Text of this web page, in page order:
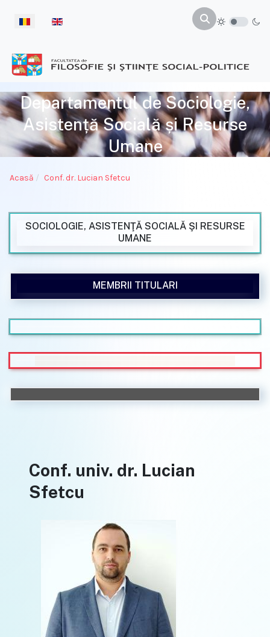
Selectați limba dvs
Departamentul de Sociologie,
Asistență Socială și Resurse
Umane
Acasă Conf. dr. Lucian Sfetcu
Conf. univ. dr. Lucian
Sfetcu
SOCIOLOGIE, ASISTENŢĂ SOCIALĂ ŞI RESURSE
UMANE
MEMBRII TITULARI